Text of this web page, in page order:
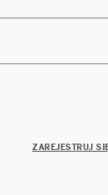
ZAREJESTRUJ